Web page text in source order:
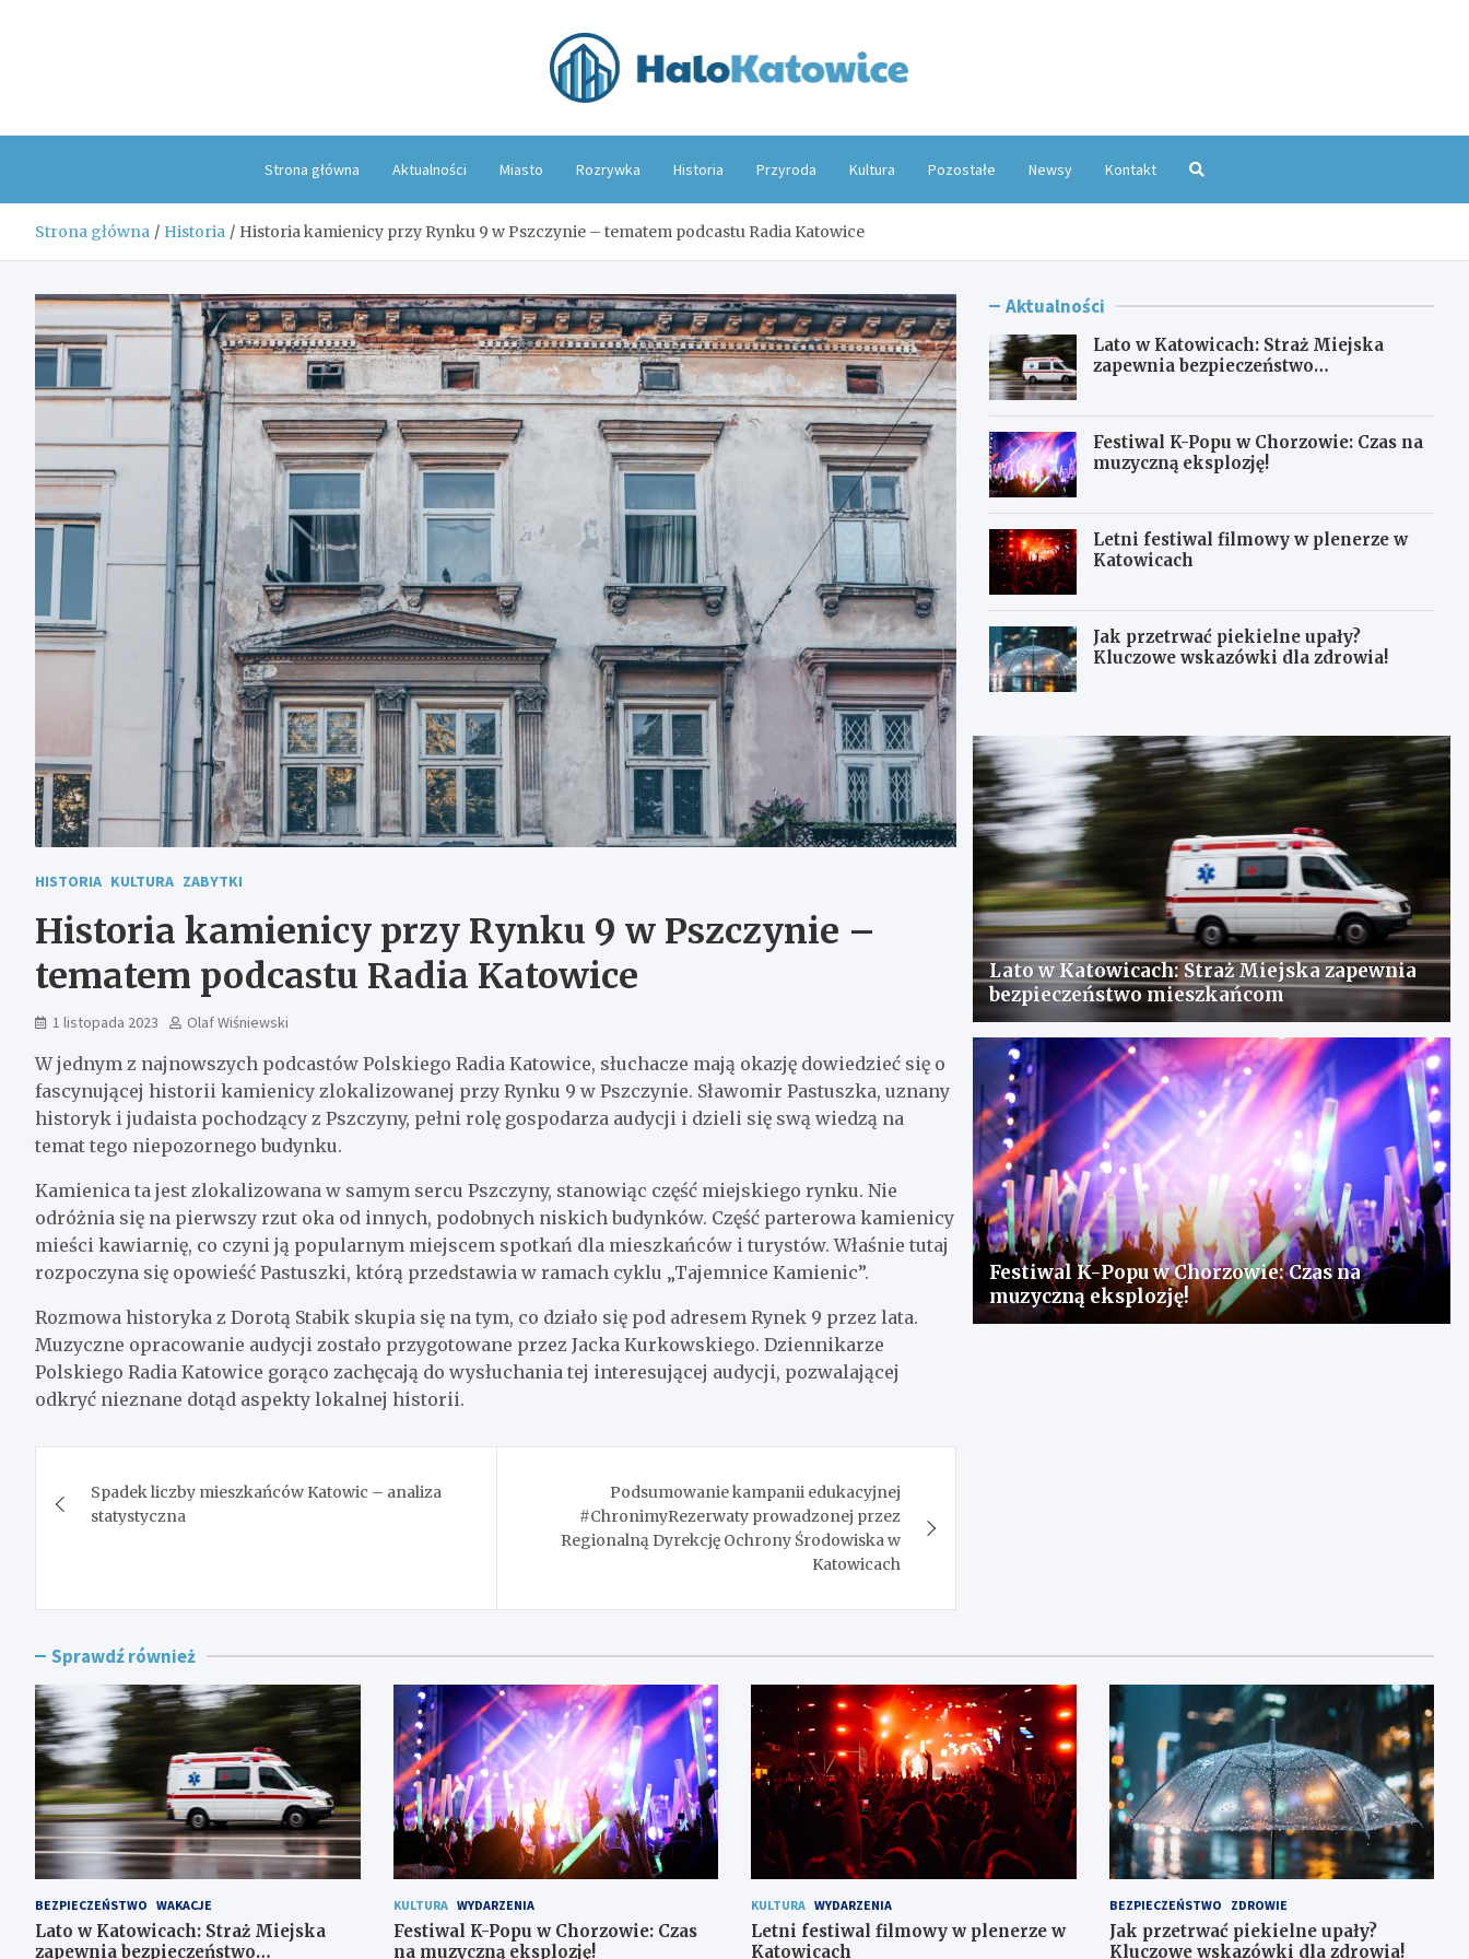
Strona główna Aktualności Miasto Rozrywka Historia Przyroda Kultura Pozostałe Newsy Kontakt
Strona główna Historia Historia kamienicy przy Rynku 9 w Pszczynie – tematem podcastu Radia Katowice
HISTORIA KULTURA ZABYTKI
Historia kamienicy przy Rynku 9 w Pszczynie –
tematem podcastu Radia Katowice
1 listopada 2023 Olaf Wiśniewski
W jednym z najnowszych podcastów Polskiego Radia Katowice, słuchacze mają okazję dowiedzieć się o
fascynującej historii kamienicy zlokalizowanej przy Rynku 9 w Pszczynie. Sławomir Pastuszka, uznany
historyk i judaista pochodzący z Pszczyny, pełni rolę gospodarza audycji i dzieli się swą wiedzą na
temat tego niepozornego budynku.
Kamienica ta jest zlokalizowana w samym sercu Pszczyny, stanowiąc część miejskiego rynku. Nie
odróżnia się na pierwszy rzut oka od innych, podobnych niskich budynków. Część parterowa kamienicy
mieści kawiarnię, co czyni ją popularnym miejscem spotkań dla mieszkańców i turystów. Właśnie tutaj
rozpoczyna się opowieść Pastuszki, którą przedstawia w ramach cyklu „Tajemnice Kamienic”.
Rozmowa historyka z Dorotą Stabik skupia się na tym, co działo się pod adresem Rynek 9 przez lata.
Muzyczne opracowanie audycji zostało przygotowane przez Jacka Kurkowskiego. Dziennikarze
Polskiego Radia Katowice gorąco zachęcają do wysłuchania tej interesującej audycji, pozwalającej
odkryć nieznane dotąd aspekty lokalnej historii.
wpisu
Spadek liczby mieszkańców Katowic – analiza
statystyczna
Podsumowanie kampanii edukacyjnej
#ChronimyRezerwaty prowadzonej przez
Regionalną Dyrekcję Ochrony Środowiska w
Katowicach
Aktualności
Lato w Katowicach: Straż Miejska
zapewnia bezpieczeństwo
Festiwal K-Popu w Chorzowie: Czas na
muzyczną eksplozję!
Letni festiwal filmowy w plenerze w
Katowicach
Jak przetrwać piekielne upały?
Kluczowe wskazówki dla zdrowia!
Lato w Katowicach: Straż Miejska zapewnia
bezpieczeństwo mieszkańcom
Festiwal K-Popu w Chorzowie: Czas na
muzyczną eksplozję!
Sprawdź również
BEZPIECZEŃSTWO WAKACJE
Lato w Katowicach: Straż Miejska
zapewnia bezpieczeństwo
KULTURA WYDARZENIA
Festiwal K-Popu w Chorzowie: Czas
na muzyczną eksplozję!
KULTURA WYDARZENIA
Letni festiwal filmowy w plenerze w
Katowicach
BEZPIECZEŃSTWO ZDROWIE
Jak przetrwać piekielne upały?
Kluczowe wskazówki dla zdrowia!